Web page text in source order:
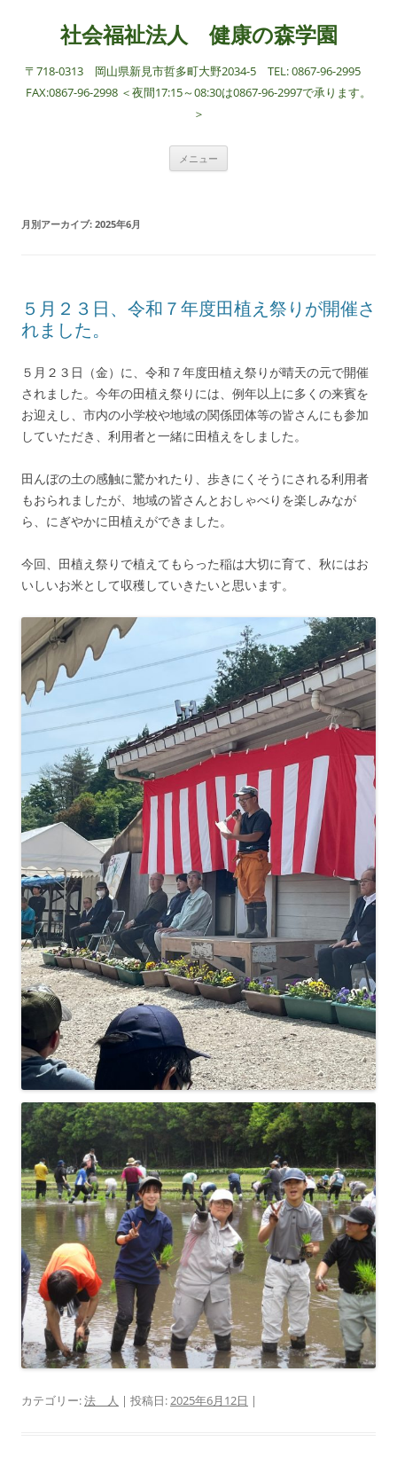
社会福祉法人 健康の森学園
〒718-0313 岡山県新見市哲多町大野2034-5 TEL: 0867-96-2995
FAX:0867-96-2998 ＜夜間17:15～08:30は0867-96-2997で承ります。
＞
メニュー
月別アーカイブ: 2025年6月
５月２３日、令和７年度田植え祭りが開催さ
れました。
５月２３日（金）に、令和７年度田植え祭りが晴天の元で開催
されました。今年の田植え祭りには、例年以上に多くの来賓を
お迎えし、市内の小学校や地域の関係団体等の皆さんにも参加
していただき、利用者と一緒に田植えをしました。
田んぼの土の感触に驚かれたり、歩きにくそうにされる利用者
もおられましたが、地域の皆さんとおしゃべりを楽しみなが
ら、にぎやかに田植えができました。
今回、田植え祭りで植えてもらった稲は大切に育て、秋にはお
いしいお米として収穫していきたいと思います。
カテゴリー:法 人 | 投稿日:2025年6月12日 |